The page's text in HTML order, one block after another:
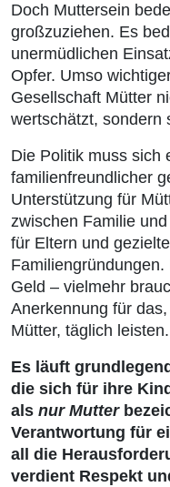
Doch Muttersein
großzuziehen. Es
unermüdlichen
Opfer. Umso
Gesellschaft Mütter
wertschätzt, sondern
Die Politik muss sich
familienfreundlicher
Unterstützung für
zwischen Familie
für Eltern und
Geld – vielmehr
Anerkennung für
Mütter, täglich leisten.
Es läuft
die sich für ihre
als nur Mutter
Verantwortung für
all die
verdient Respekt